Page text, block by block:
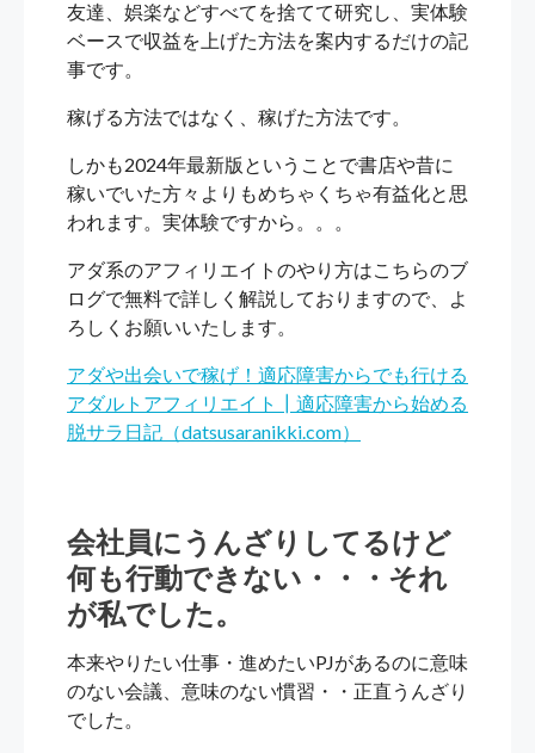
友達、娯楽などすべてを捨てて研究し、実体験
ベースで収益を上げた方法を案内するだけの記
事です。
稼げる方法ではなく、稼げた方法です。
しかも2024年最新版ということで書店や昔に
稼いでいた方々よりもめちゃくちゃ有益化と思
われます。実体験ですから。。。
アダ系のアフィリエイトのやり方はこちらのブ
ログで無料で詳しく解説しておりますので、よ
ろしくお願いいたします。
アダや出会いで稼げ！適応障害からでも行ける
アダルトアフィリエイト┃適応障害から始める
脱サラ日記（datsusaranikki.com）
会社員にうんざりしてるけど
何も行動できない・・・それ
が私でした。
本来やりたい仕事・進めたいPJがあるのに意味
のない会議、意味のない慣習・・正直うんざり
でした。